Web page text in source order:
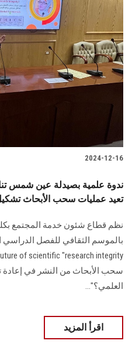
2024-12-16
ندوة علمية بصيدلة عين شمس
تعيد عمليات سحب الأبحاث
نظم قطاع شئون خدمة المجتمع
سحب ‏الأبحاث من النشر في إعادة
العلمي؟‎"‎...
اقرأ المزيد